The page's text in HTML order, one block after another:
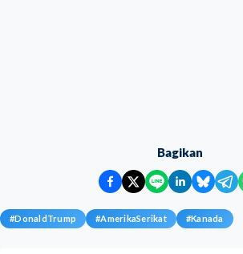
Bagikan
#DonaldTrump #AmerikaSerikat #Kanada